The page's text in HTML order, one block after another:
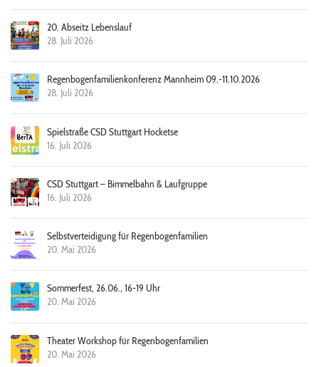
20. Abseitz Lebenslauf
28. Juli 2026
Regenbogenfamilienkonferenz Mannheim 09.-11.10.2026
28. Juli 2026
Spielstraße CSD Stuttgart Hocketse
16. Juli 2026
CSD Stuttgart – Bimmelbahn & Laufgruppe
16. Juli 2026
Selbstverteidigung für Regenbogenfamilien
20. Mai 2026
Sommerfest, 26.06., 16-19 Uhr
20. Mai 2026
Theater Workshop für Regenbogenfamilien
20. Mai 2026